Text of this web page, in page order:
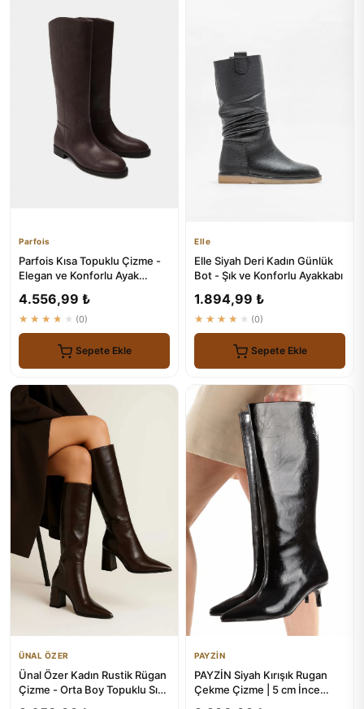
Parfois
Parfois Kısa Topuklu Çizme -
Elegan ve Konforlu Ayak
4.556,99 ₺
★★★★★ (0)
Sepete Ekle
Elle
Elle Siyah Deri Kadın Günlük
Bot - Şık ve Konforlu Ayakkabı
1.894,99 ₺
★★★★★ (0)
Sepete Ekle
ÜNAL ÖZER
Ünal Özer Kadın Rustik Rügan
Çizme - Orta Boy Topuklu Sıvrı
PAYZİN
PAYZİN Siyah Kırışık Rugan
Çekme Çizme | 5 cm İnce